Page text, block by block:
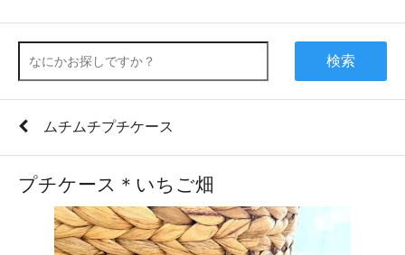
検索
ムチムチプチケース
プチケース＊いちご畑